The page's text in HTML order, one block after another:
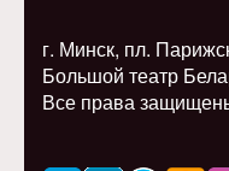
г. Минск, пл.
Большой театр
Все права